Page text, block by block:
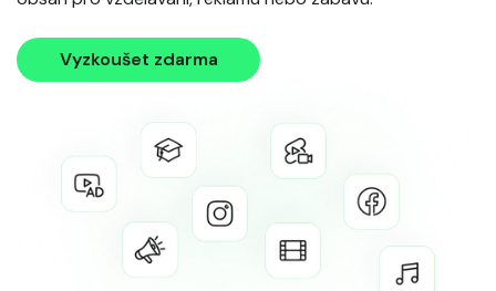
Vyzkoušet zdarma